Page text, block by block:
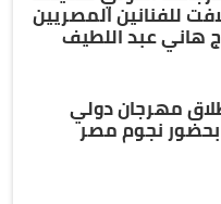
للفنانين المصريين
هاني عبد اللطيف
مهرجان دولي
بحضور نجوم مصر